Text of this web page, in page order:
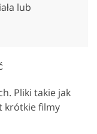
lub
Pliki takie jak
krótkie filmy